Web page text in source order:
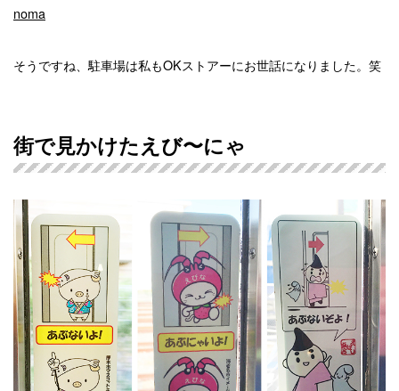
noma
そうですね、駐車場は私もOKストアーにお世話になりました。笑
街で見かけたえび〜にゃ